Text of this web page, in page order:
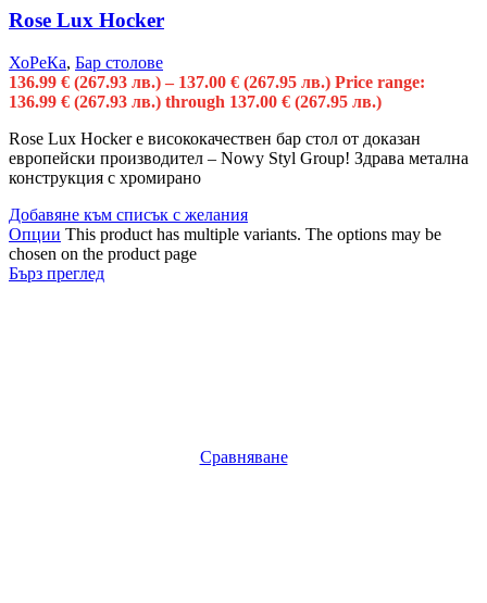
Rose Lux Hocker
ХоРеКа, Бар столове
136.99 € (267.93 лв.) – 137.00 € (267.95 лв.) Price range:
136.99 € (267.93 лв.) through 137.00 € (267.95 лв.)
Rose Lux Hocker e висококачествен бар стол от доказан
европейски производител – Nowy Styl Group! Здрава метална
конструкция с хромирано
Добавяне към списък с желания
Опции This product has multiple variants. The options may be
chosen on the product page
Бърз преглед
Сравняване